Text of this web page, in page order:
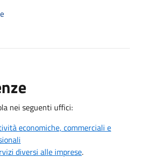
nei seguenti uffici:
economiche, commerciali e
diversi alle imprese.